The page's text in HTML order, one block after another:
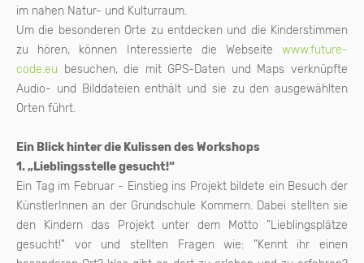
im nahen Natur- und Kulturraum.
Um die besonderen Orte zu entdecken und die Kinderstimmen
zu hören, können Interessierte die Webseite www.future-
code.eu besuchen, die mit GPS-Daten und Maps verknüpfte
Audio- und Bilddateien enthält und sie zu den ausgewählten
Orten führt.
Ein Blick hinter die Kulissen des Workshops
1. „Lieblingsstelle gesucht!“
Ein Tag im Februar - Einstieg ins Projekt bildete ein Besuch der
KünstlerInnen an der Grundschule Kommern. Dabei stellten sie
den Kindern das Projekt unter dem Motto "Lieblingsplätze
gesucht!" vor und stellten Fragen wie: "Kennt ihr einen